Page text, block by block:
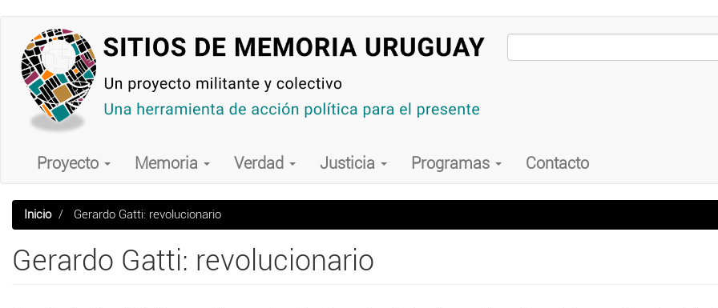
contenido
principal
Main
navigation
Proyecto Memoria Verdad Justicia Programas Contacto
Inicio Gerardo Gatti: revolucionario
Gerardo Gatti: revolucionario